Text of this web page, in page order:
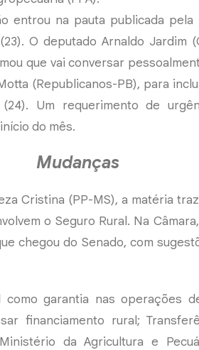
entrou na pauta publicada pela
O deputado Arnaldo Jardim
que vai conversar
(Republicanos-PB), para
Um requerimento de
do mês.
Mudanças
Cristina (PP-MS), a matéria
o Seguro Rural. Na
chegou do Senado, com
como garantia nas operações
financiamento rural;
da Agricultura e